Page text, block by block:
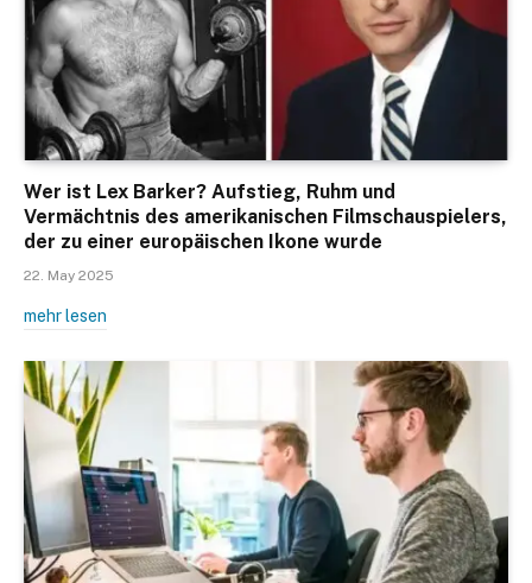
Wer ist Lex Barker? Aufstieg, Ruhm und
Vermächtnis des amerikanischen Filmschauspielers,
der zu einer europäischen Ikone wurde
22. May 2025
mehr lesen